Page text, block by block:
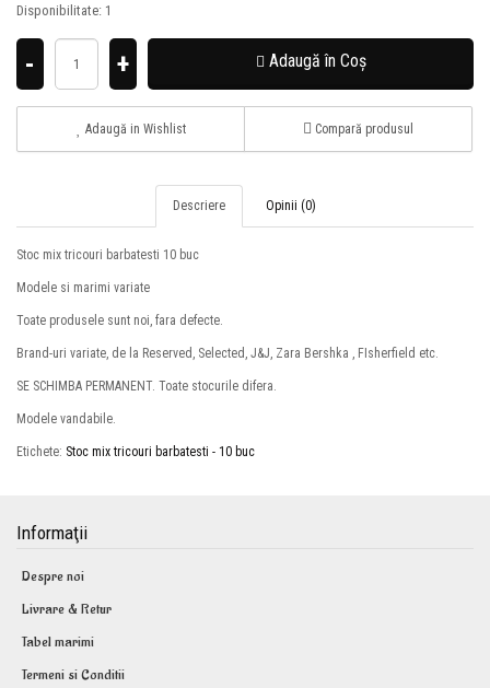
Disponibilitate: 1
- + Adaugă în Coş
Adaugă in Wishlist Compară produsul
Descriere Opinii (0)
Stoc mix tricouri barbatesti 10 buc
Modele si marimi variate
Toate produsele sunt noi, fara defecte.
Brand-uri variate, de la Reserved, Selected, J&J, Zara Bershka , FIsherfield etc.
SE SCHIMBA PERMANENT. Toate stocurile difera.
Modele vandabile.
Etichete: Stoc mix tricouri barbatesti - 10 buc
Informaţii
Despre noi
Livrare & Retur
Tabel marimi
Termeni si Conditii